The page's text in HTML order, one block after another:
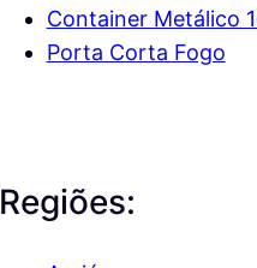
Container Metálico
Porta Corta Fogo
Regiões: